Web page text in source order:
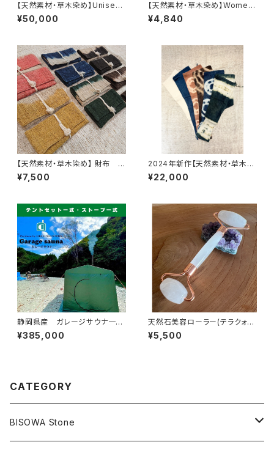
【天然素材・草木染め】Unisex
カシュクール ヘンプコットン
¥50,000
【天然素材・草木染め】Womem
ブラ ヘンプコットン
¥4,840
【天然素材・草木染め】 財布 ワ
イルドヘンプ
¥7,500
2024年新作【天然素材・草木染
め】Noragi pants ヘンプコッ
トン
¥22,000
静岡県産 ガレージサウナ一式
【テント・ストーブ・スタートセッ
ト】
¥385,000
天然石美容ローラー(テラクォー
ツ)
¥5,500
CATEGORY
BISOWA Stone